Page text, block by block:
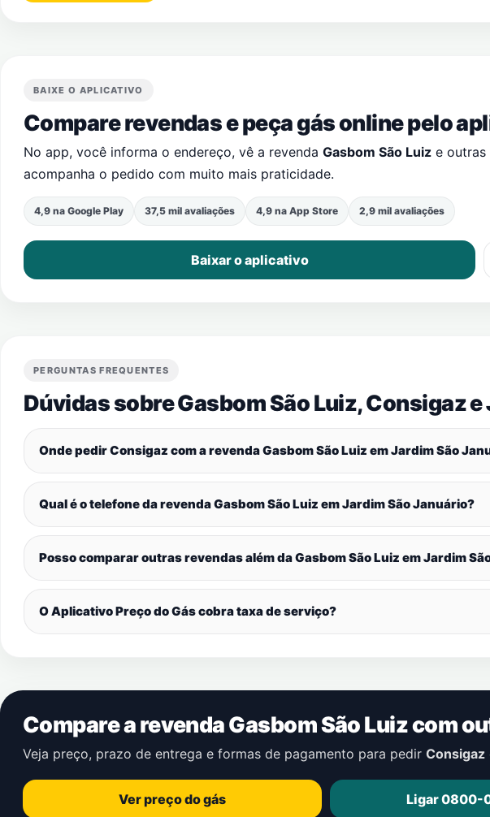
BAIXE O APLICATIVO
Compare revendas e peça gás online pelo
No app, você informa o endereço, vê a revenda Gasbom São Luiz e outras
acompanha o pedido com muito mais praticidade.
4,9 na Google Play 37,5 mil avaliações 4,9 na App Store 2,9 mil avaliações
Baixar o aplicativo
PERGUNTAS FREQUENTES
Dúvidas sobre Gasbom São Luiz, Consigaz e
Onde pedir Consigaz com a revenda Gasbom São Luiz emJardim São
Qual é o telefone da revenda Gasbom São Luiz emJardim São Januário?
Posso comparar outras revendas além da Gasbom São Luiz emJardim
O Aplicativo Preço do Gás cobra taxa de serviço?
Compare a revenda Gasbom São Luiz com
Veja preço, prazo de entrega e formas de pagamento para pedir Consigaz
Ver preço do gás Ligar